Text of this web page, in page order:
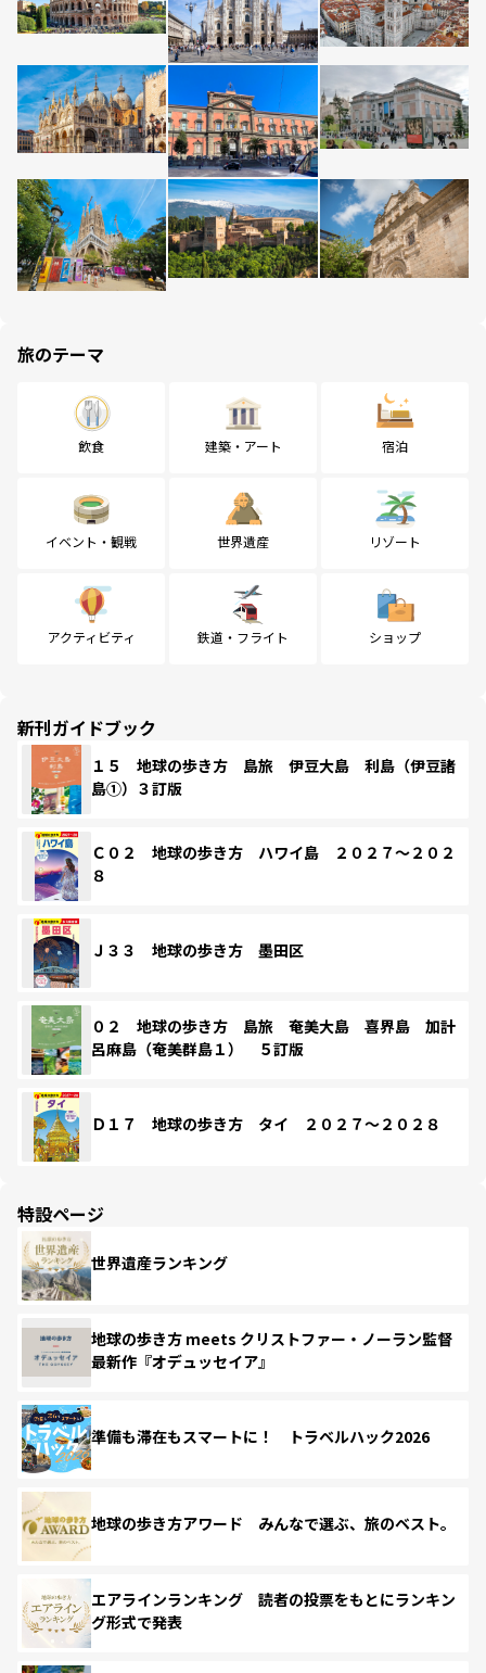
旅のテーマ
飲食 建築・アート 宿泊
イベント・観戦 世界遺産 リゾート
アクティビティ 鉄道・フライト ショップ
新刊ガイドブック
１５ 地球の歩き方 島旅 伊豆大島 利島（伊豆諸
島①）３訂版
Ｃ０２ 地球の歩き方 ハワイ島 ２０２７～２０２
８
Ｊ３３ 地球の歩き方 墨田区
０２ 地球の歩き方 島旅 奄美大島 喜界島 加計
呂麻島（奄美群島１） ５訂版
Ｄ１７ 地球の歩き方 タイ ２０２７～２０２８
特設ページ
世界遺産ランキング
地球の歩き方 meets クリストファー・ノーラン監督
最新作『オデュッセイア』
準備も滞在もスマートに！ トラベルハック2026
地球の歩き方アワード みんなで選ぶ、旅のベスト。
エアラインランキング 読者の投票をもとにランキン
グ形式で発表